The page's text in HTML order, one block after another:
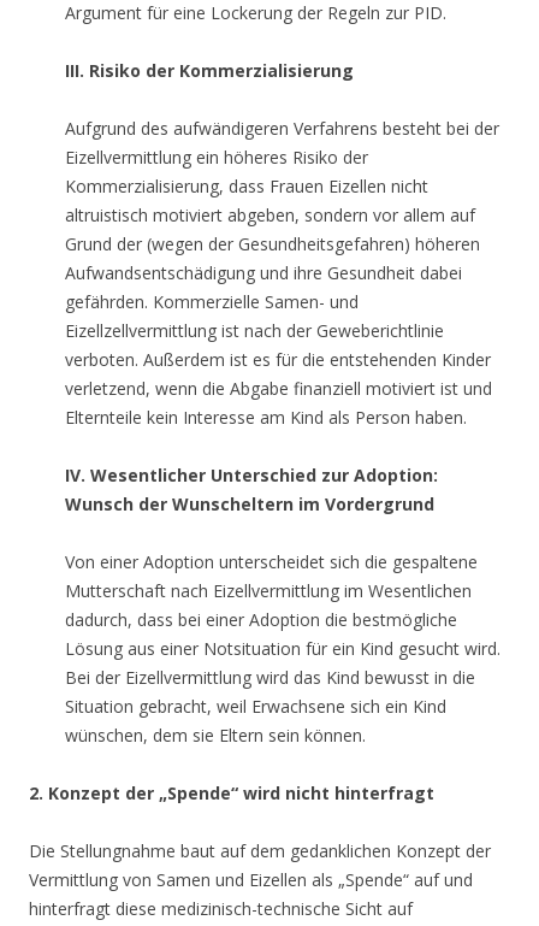
Argument für eine Lockerung der Regeln zur PID.
III. Risiko der Kommerzialisierung
Aufgrund des aufwändigeren Verfahrens besteht bei der
Eizellvermittlung ein höheres Risiko der
Kommerzialisierung, dass Frauen Eizellen nicht
altruistisch motiviert abgeben, sondern vor allem auf
Grund der (wegen der Gesundheitsgefahren) höheren
Aufwandsentschädigung und ihre Gesundheit dabei
gefährden. Kommerzielle Samen- und
Eizellzellvermittlung ist nach der Geweberichtlinie
verboten. Außerdem ist es für die entstehenden Kinder
verletzend, wenn die Abgabe finanziell motiviert ist und
Elternteile kein Interesse am Kind als Person haben.
IV. Wesentlicher Unterschied zur Adoption:
Wunsch der Wunscheltern im Vordergrund
Von einer Adoption unterscheidet sich die gespaltene
Mutterschaft nach Eizellvermittlung im Wesentlichen
dadurch, dass bei einer Adoption die bestmögliche
Lösung aus einer Notsituation für ein Kind gesucht wird.
Bei der Eizellvermittlung wird das Kind bewusst in die
Situation gebracht, weil Erwachsene sich ein Kind
wünschen, dem sie Eltern sein können.
2. Konzept der „Spende“ wird nicht hinterfragt
Die Stellungnahme baut auf dem gedanklichen Konzept der
Vermittlung von Samen und Eizellen als „Spende“ auf und
hinterfragt diese medizinisch-technische Sicht auf